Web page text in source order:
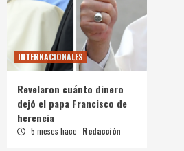
INTERNACIONALES
Revelaron cuánto dinero
dejó el papa Francisco de
herencia
5 meses hace Redacción